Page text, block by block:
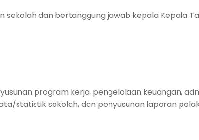
dan bertanggung jawab kepala Kepala
program kerja, pengelolaan keuangan,
statistik sekolah, dan penyusunan laporan